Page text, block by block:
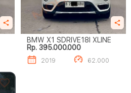
BMW X1 SDRIVE18I XLINE
Rp. 395.000.000
2019 62.000